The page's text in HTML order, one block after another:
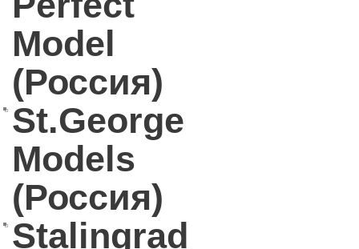
Model
(Россия)
St.George
Models
(Россия)
Stalingrad